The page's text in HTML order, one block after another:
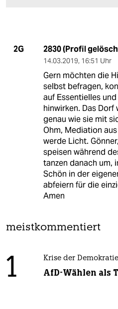
2G 2830 (Profil
14.03.2019, 16:51 Uhr
Gern möchten die
selbst befragen,
auf Essentielles
hinwirken. Das Dorf
genau wie sie mit
Ohm, Mediation
werde Licht.
speisen während
tanzen danach um,
Schön in der
abfeiern für die
Amen
meistkommentiert
1 Krise der Demokratie
AfD-Wählen als